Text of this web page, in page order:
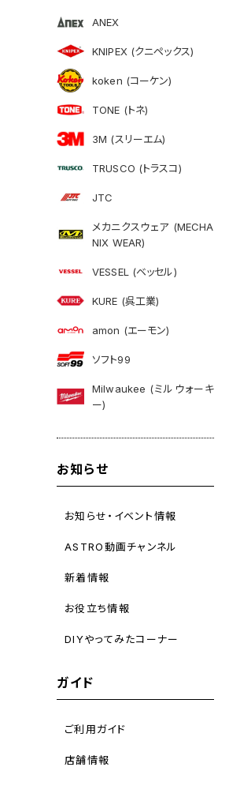
ANEX
KNIPEX (クニペックス)
koken (コーケン)
TONE (トネ)
3M (スリーエム)
TRUSCO (トラスコ)
JTC
メカニクスウェア (MECHA
NIX WEAR)
VESSEL (ベッセル)
KURE (呉工業)
amon (エーモン)
ソフト99
Milwaukee (ミルウォーキ
ー)
お知らせ
お知らせ・イベント情報
ASTRO動画チャンネル
新着情報
お役立ち情報
DIYやってみたコーナー
ガイド
ご利用ガイド
店舗情報